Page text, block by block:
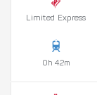
Limited Express
0h 42m